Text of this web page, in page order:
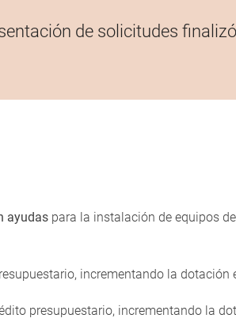
de solicitudes
ayudas para la instalación de equipos de
incrementando la
presupuestario, incrementando la